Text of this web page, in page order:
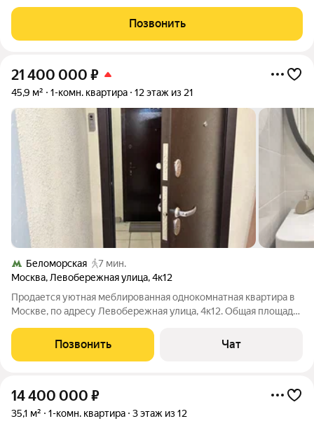
окна с металлической решёткой. Комната изолированная, 18 м,
Позвонить
21 400 000 ₽
45,9 м² 1-комн. квартира 12 этаж из 21
Беломорская
7 мин.
Москва, Левобережная улица,4к12
Продается уютная меблированная однокомнатная квартира в
Москве, по адресу Левобережная улица, 4к12. Общая площадь
11.6 кв. м. Квартира расположена на 12 этаже 21-этажного
панельного
Позвонить Чат
14 400 000 ₽
35,1 м² 1-комн. квартира 3 этаж из 12